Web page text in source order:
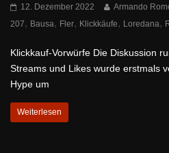
12. Dezember 2022 Armando
207, Bausa, Fler, Klickkäufe, Loredana,
Klickkauf-Vorwürfe Die Diskussion
Streams und Likes wurde erstmals
Hype um
Weiterlesen